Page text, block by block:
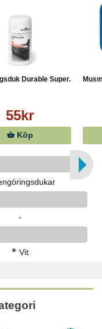
Durable Super...
55kr
Köp
-
* Vit